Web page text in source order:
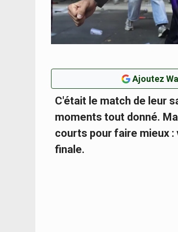
Ajoutez
C'était le match de leur
moments tout donné.
courts pour faire mieux
finale.